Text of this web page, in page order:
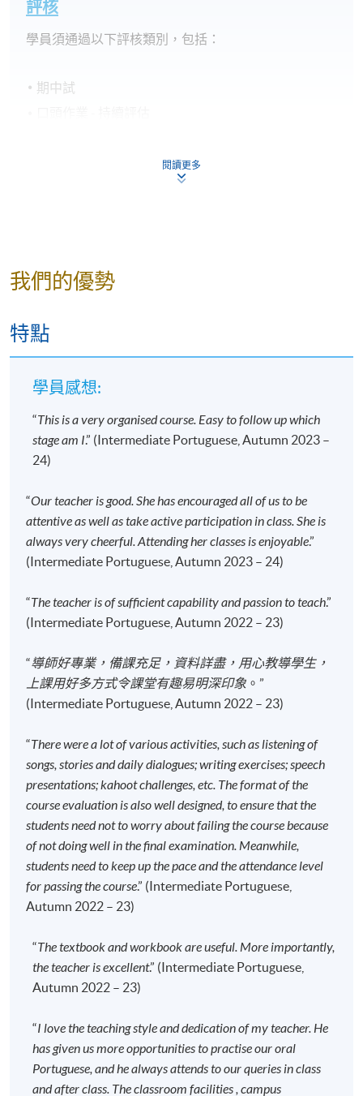
評核
學員須通過以下評核類別，包括：
期中試
大學專業進修學院頒授「Certificate in Portuguese
(Intermediate)」。
全期出席率達70%或以上；
申請者須知：
申請人一般須要提供香港身份證（適用於本地申請
人）或護照（適用於非本地申請人）的信息，以供
入學評估和學生記錄之用。若親自到報名中心報讀
核實；若透過郵寄申請，則須附上香港身分證或護
照的副本。
境事務處發出的學生簽證，但以受養人身份來港的
學生和持有有效工作簽證的非本地申請人除外，入
學條件細則請見：
apply/entry-requirements/
若您於網上報讀課程，完成付款手續後，報名方獲
接納。「付款確認通知」會於完成付款手續後，自
動由電腦發送至閣下之電郵地址，請保留有關之通
知電郵，並自行到各區報名中心向職員索取正式收
據；
不論親身報名或網上報名，請務必
名代碼，上課時間及地點
後才報名；若發現報錯班
別，請立刻通知本校。
若您於開課前一星期內報名，請立刻聯繫本部門以
作跟進 。除課程資料更改外，本院將不會另發上課
通知，學員須按時到指定地點上課。
包含詳細的課程安排和書籍清單，學員在購買課程
書籍時可以享受折扣，除書籍以外的其他課程材料
將在第一堂課中提供。
閱讀更多
我們的優勢
特點
學員感想:
“This is a very organised course. Easy to follow up which
stage am I.” (Intermediate Portuguese, Autumn 2023 –
24)
“Our teacher is good. She has encouraged all of us to be
attentive as well as take active participation in class. She is
always very cheerful. Attending her classes is enjoyable.”
(Intermediate Portuguese, Autumn 2023 – 24)
“The teacher is of sufficient capability and passion to teach.”
(Intermediate Portuguese, Autumn 2022 – 23)
“導師好專業，備課充足，資料詳盡，用心教導學生，
上課用好多方式令課堂有趣易明深印象 。”
(Intermediate Portuguese, Autumn 2022 – 23)
“There were a lot of various activities, such as listening of
songs, stories and daily dialogues; writing exercises; speech
presentations; kahoot challenges, etc. The format of the
course evaluation is also well designed, to ensure that the
students need not to worry about failing the course because
of not doing well in the final examination. Meanwhile,
students need to keep up the pace and the attendance level
for passing the course.” (Intermediate Portuguese,
Autumn 2022 – 23)
“The textbook and workbook are useful. More importantly,
the teacher is excellent.” (Intermediate Portuguese,
Autumn 2022 – 23)
“I love the teaching style and dedication of my teacher. He
has given us more opportunities to practise our oral
Portuguese, and he always attends to our queries in class
and after class. The classroom facilities , campus